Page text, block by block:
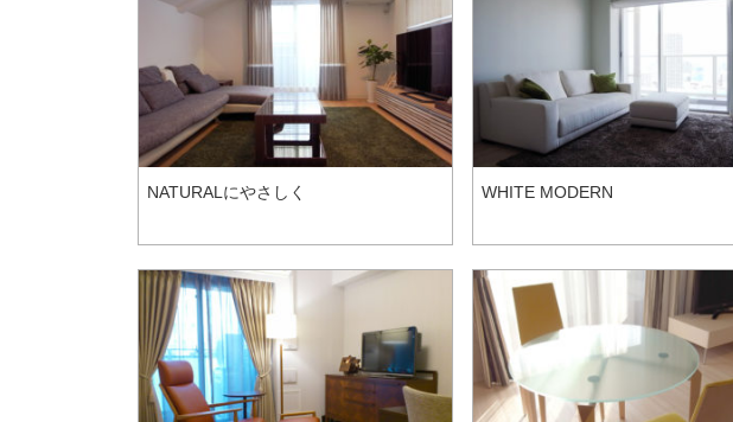
NATURALにやさしく WHITE MODERN